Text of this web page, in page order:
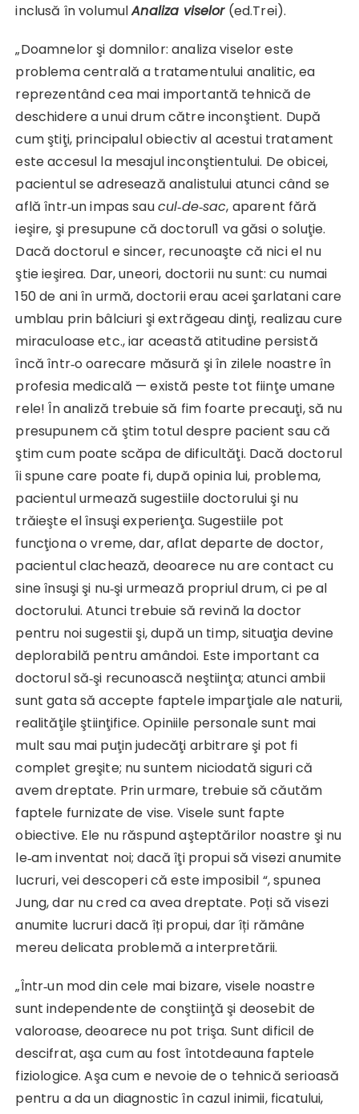
inclusă în volumulAnaliza viselor(ed.Trei).
„Doamnelor şi domnilor: analiza viselor este
problema centrală a tratamentului analitic, ea
reprezentând cea mai importantă tehnică de
deschidere a unui drum către inconştient. După
cum ştiţi, principalul obiectiv al acestui tratament
este accesul la mesajul inconştientului. De obicei,
pacientul se adresează analistului atunci când se
află într‑un impas saucul‑de‑sac, aparent fără
ieşire, şi presupune că doctorul1 va găsi o soluţie.
Dacă doctorul e sincer, recunoaşte că nici el nu
ştie ieşirea. Dar, uneori, doctorii nu sunt: cu numai
150 de ani în urmă, doctorii erau acei şarlatani care
umblau prin bâlciuri şi extrăgeau dinţi, realizau cure
miraculoase etc., iar această atitudine persistă
încă într‑o oarecare măsură şi în zilele noastre în
profesia medicală — există peste tot fiinţe umane
rele! În analiză trebuie să fim foarte precauţi, să nu
presupunem că ştim totul despre pacient sau că
ştim cum poate scăpa de dificultăţi. Dacă doctorul
îi spune care poate fi, după opinia lui, problema,
pacientul urmează sugestiile doctorului şi nu
trăieşte el însuşi experienţa. Sugestiile pot
funcţiona o vreme, dar, aflat departe de doctor,
pacientul clachează, deoarece nu are contact cu
sine însuşi şi nu‑şi urmează propriul drum, ci pe al
doctorului. Atunci trebuie să revină la doctor
pentru noi sugestii şi, după un timp, situaţia devine
deplorabilă pentru amândoi. Este important ca
doctorul să‑şi recunoască neştiinţa; atunci ambii
sunt gata să accepte faptele imparţiale ale naturii,
realităţile ştiinţifice. Opiniile personale sunt mai
mult sau mai puţin judecăţi arbitrare şi pot fi
complet greşite; nu suntem niciodată siguri că
avem dreptate. Prin urmare, trebuie să căutăm
faptele furnizate de vise. Visele sunt fapte
obiective. Ele nu răspund aşteptărilor noastre şi nu
le‑am inventat noi; dacă îţi propui să visezi anumite
lucruri, vei descoperi că este imposibil “, spunea
Jung, dar nu cred ca avea dreptate. Poți să visezi
anumite lucruri dacă îți propui, dar îți rămâne
mereu delicata problemă a interpretării.
„Într‑un mod din cele mai bizare, visele noastre
sunt independente de conştiinţă şi deosebit de
valoroase, deoarece nu pot trişa. Sunt dificil de
descifrat, aşa cum au fost întotdeauna faptele
fiziologice. Aşa cum e nevoie de o tehnică serioasă
pentru a da un diagnostic în cazul inimii, ficatului,